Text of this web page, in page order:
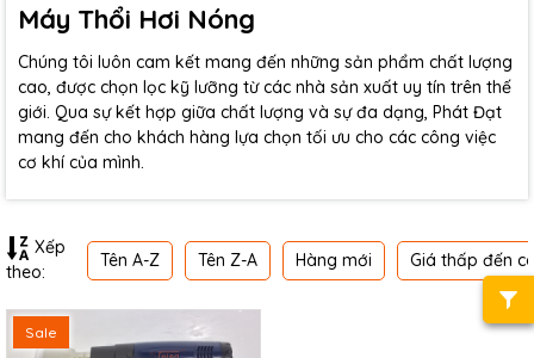
Máy Thổi Hơi Nóng
Chúng tôi luôn cam kết mang đến những sản phẩm chất lượng
cao, được chọn lọc kỹ lưỡng từ các nhà sản xuất uy tín trên thế
giới. Qua sự kết hợp giữa chất lượng và sự đa dạng, Phát Đạt
mang đến cho khách hàng lựa chọn tối ưu cho các công việc
cơ khí của mình.
Xếp
theo:
Tên A-Z Tên Z-A Hàng mới Giá thấp đến
Sale